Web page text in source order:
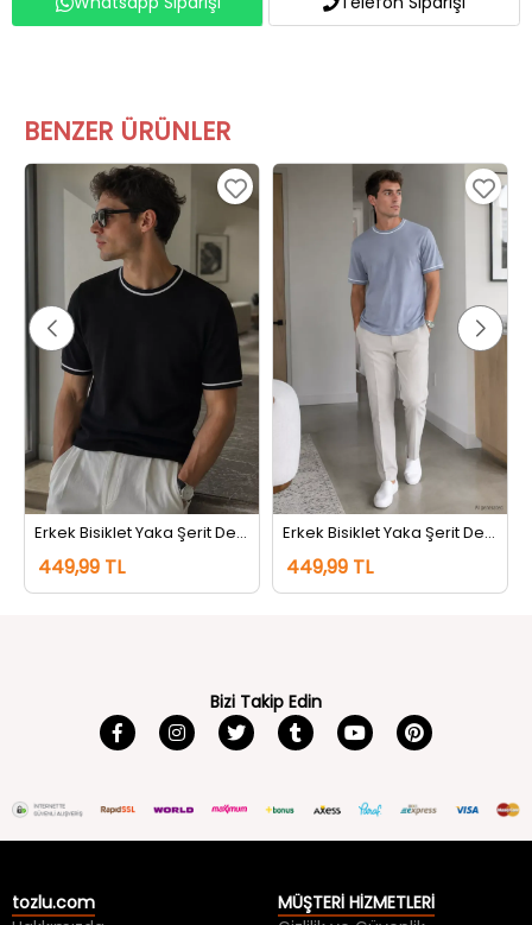
BENZER ÜRÜNLER
Erkek Bisiklet Yaka Şerit Detaylı Tişört Siyah
449,99 TL
Erkek Bisiklet Yaka Şerit Detaylı Tişört Koyugri
449,99 TL
Bizi Takip Edin
tozlu.com
MÜŞTERİ HİZMETLERİ